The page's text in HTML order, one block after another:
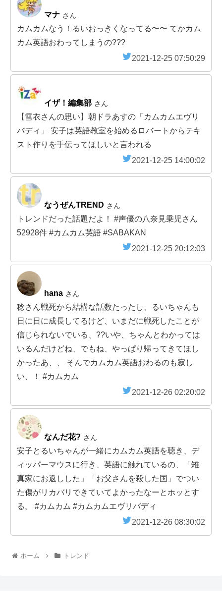
マナ さん
カムカムなう！るいおっきくなってる〜〜 てかカム
カム英語おわってしまうの???
2021-12-25 07:50:29
イザ！編集部 さん
【雪衣さんの思い】朝ドラあすの「カムカムエヴリ
バディ」 安子は英語教室を始めるロバートからテキ
スト作りを手伝ってほしいと言われる
2021-12-25 14:00:02
なうぜんTREND さん
トレンドだった話題だよ！ #声優の八奈見乗児さん
52928件 #カムカム英語 #SABAKAN
2021-12-25 20:12:03
hana さん
稔さん戦死から結構な話数たったし、るいちゃんも
日に日に成長してるけど、いまだに戦死したことが
信じられないでいる、?‍?いや、ちゃんとわかっては
いるんだけどね、でもね、やっぱり帰ってきてほし
かったあ、、 そんでカムカム英語おわるのも寂し
い、！ #カムカム
2021-12-26 02:20:02
なんだ花? さん
安子とるいちゃんが一緒にカムカム英語を聴き、デ
ィッパーマウスに行き、英語に触れているの、「雉
真家にお返しした」「お父さんを殺した国」でつい
た傷がリカバリできていてよかったなーとホッとす
る。 #カムカム #カムカムエヴリバディ
2021-12-26 08:30:02
ホーム トレンド